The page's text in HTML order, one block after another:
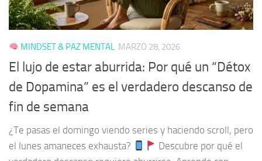
MINDSET & PAZ MENTAL MARZO 28, 2026
El lujo de estar aburrida: Por qué un “Détox
de Dopamina” es el verdadero descanso de
fin de semana
¿Te pasas el domingo viendo series y haciendo scroll, pero
el lunes amaneces exhausta?
Descubre por qué el